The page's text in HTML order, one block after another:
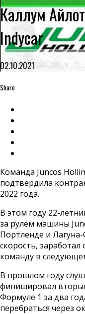
Каллум
Indycar
02.10.2021
Share
Команда Juncos
подтвердила
2022 года.
В этом году 22-
за рулём машины
Портленде и
скорость,
команду в
В прошлом году
финишировал
Формуле 1 за два
перебраться через